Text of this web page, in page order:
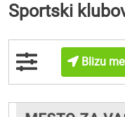
Sportski
Blizu